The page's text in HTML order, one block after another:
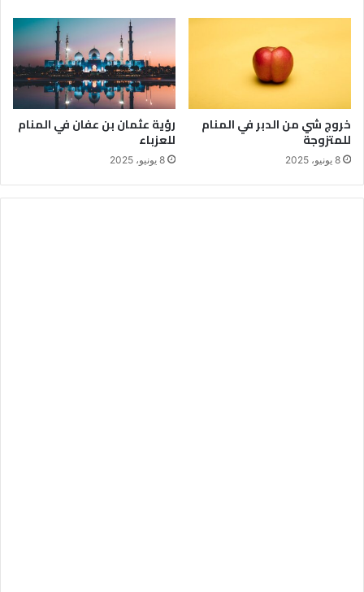
خروج شي من الدبر في المنام
للمتزوجة
8 يونيو، 2025
رؤية عثمان بن عفان في المنام
للعزباء
8 يونيو، 2025